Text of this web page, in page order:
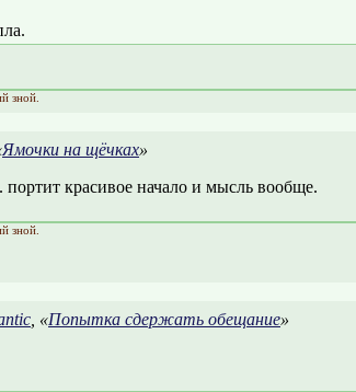
зной.
Ямочки на щёчках»
портит красивое начало и мысль вообще.
зной.
, «Попытка сдержать обещание»